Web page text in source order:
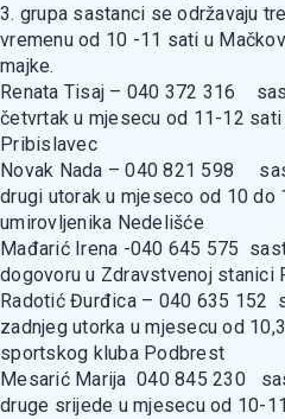
3. grupa sastanci se održavaju
vremenu od 10 -11 sati u
majke.
Renata Tisaj – 040 372 316
četvrtak u mjesecu od 11-12
Pribislavec
Novak Nada – 040 821 598
drugi utorak u mjeseco od 10 do
umirovljenika Nedelišće
Mađarić Irena -040 645 575
dogovoru u Zdravstvenoj stanici
Radotić Đurđica – 040 635 152
zadnjeg utorka u mjesecu od
sportskog kluba Podbrest
Mesarić Marija 040 845 230
druge srijede u mjesecu od 10-